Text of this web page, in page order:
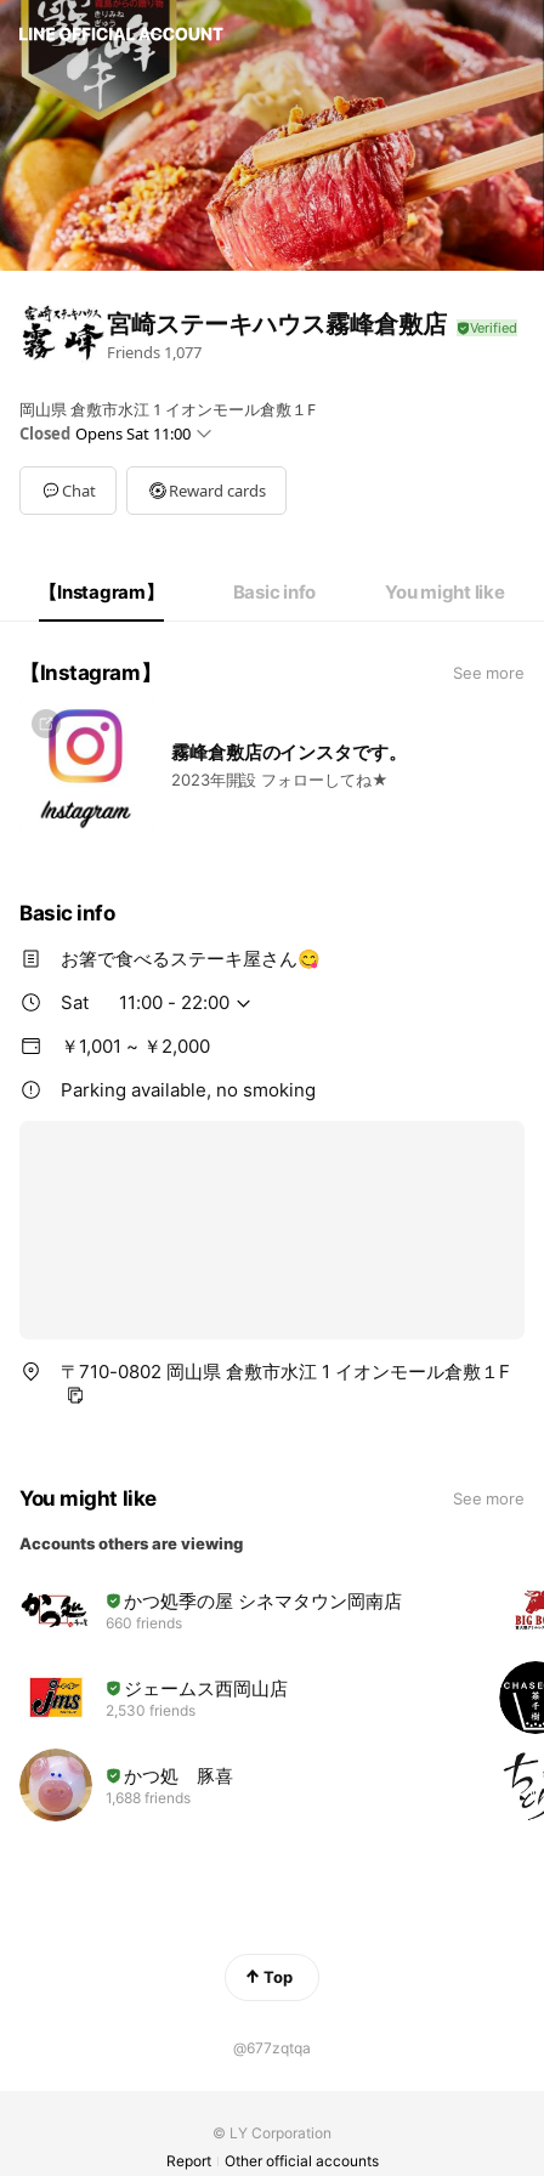
宮崎ステーキハウス霧峰倉敷店
Friends 1,077
岡山県 倉敷市水江 1 イオンモール倉敷１F
Closed Opens Sat 11:00
Sun11:00 - 22:00
Mon11:00 - 22:00
Tue
11:00 - 22:00
11:00 - 22:00
Chat Reward cards
【Instagram】 Basic info You might like
【Instagram】 See more
霧峰倉敷店のインスタです。
2023年開設 フォローしてね★
Basic info
お箸で食べるステーキ屋さん😋
Sat
11:00 - 22:00
￥1,001 ~ ￥2,000
Parking available, no smoking
〒710-0802 岡山県 倉敷市水江 1 イオンモール倉敷１F
You might like See more
Accounts others are viewing
かつ処季の屋 シネマタウン岡南店
660 friends
ジェームス西岡山店
2,530 friends
かつ処 豚喜
1,688 friends
Top
@677zqtqa
© LY Corporation
Report
Other official accounts